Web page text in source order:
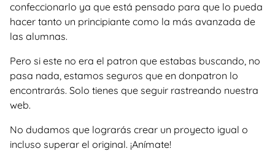
confeccionarlo ya que está pensado para que lo pueda
hacer tanto un principiante como la más avanzada de
las alumnas.
Pero si este no era el patron que estabas buscando, no
pasa nada, estamos seguros que en donpatron lo
encontrarás. Solo tienes que seguir rastreando nuestra
web.
No dudamos que lograrás crear un proyecto igual o
incluso superar el original. ¡Anímate!